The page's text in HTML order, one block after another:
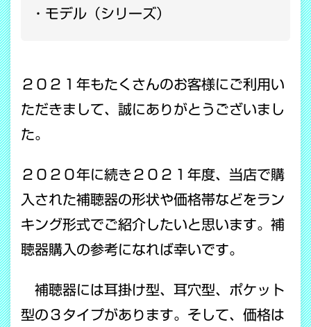
モデル（シリーズ）
２０２１年もたくさんのお客様にご利用い
ただきまして、誠にありがとうございまし
た。
２０２０年に続き２０２１年度、当店で購
入された補聴器の形状や価格帯などをラン
キング形式でご紹介したいと思います。補
聴器購入の参考になれば幸いです。
補聴器には耳掛け型、耳穴型、ポケット
型の３タイプがあります。そして、価格は